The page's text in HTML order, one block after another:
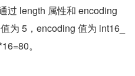
过 length 属性和 encoding
为 5，encoding 值为 int16_
。